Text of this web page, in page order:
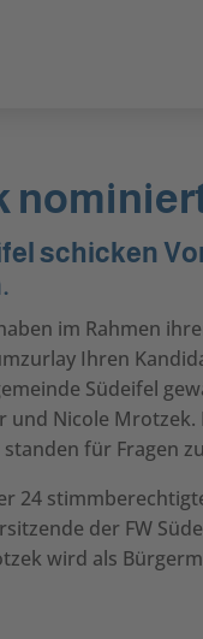
schicken
im Rahmen
Ihren
Südeifel
und Nicole
für Fragen
24
der FW
wird als